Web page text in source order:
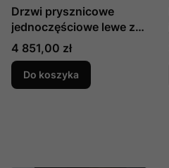
Drzwi prysznicowe
jednoczęściowe lewe ze
ścianką stałą w linii Pur
produkcji SanSwiss
PU13GSM11007
Cena
4 851,00 zł
Do koszyka